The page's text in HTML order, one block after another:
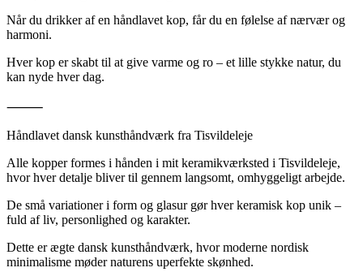
Når du drikker af en håndlavet kop, får du en følelse af nærvær og
harmoni.
Hver kop er skabt til at give varme og ro – et lille stykke natur, du
kan nyde hver dag.
⸻
Håndlavet dansk kunsthåndværk fra Tisvildeleje
Alle kopper formes i hånden i mit keramikværksted i Tisvildeleje,
hvor hver detalje bliver til gennem langsomt, omhyggeligt arbejde.
De små variationer i form og glasur gør hver keramisk kop unik –
fuld af liv, personlighed og karakter.
Dette er ægte dansk kunsthåndværk, hvor moderne nordisk
minimalisme møder naturens uperfekte skønhed.